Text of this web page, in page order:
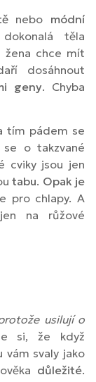
nebo módní
těla
žena chce mít
dosáhnout
geny. Chyba
tím pádem se
o takzvané
cviky jsou jen
tabu. Opak je
pro chlapy. A
na růžové
usilují o
si, že když
svaly jako
důležité.